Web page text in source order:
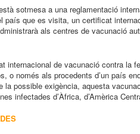
sotmesa a una reglamentació
país que es visita, un certificat
als centres de vacunació
internacional de vacunació contra la
o només als procedents d’un país
la possible exigència, aquesta
infectades d’Àfrica, d’Amèrica